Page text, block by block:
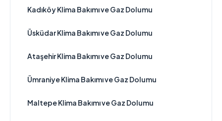
Kadıköy Klima Bakımı ve Gaz Dolumu
Üsküdar Klima Bakımı ve Gaz Dolumu
Ataşehir Klima Bakımı ve Gaz Dolumu
Ümraniye Klima Bakımı ve Gaz Dolumu
Maltepe Klima Bakımı ve Gaz Dolumu